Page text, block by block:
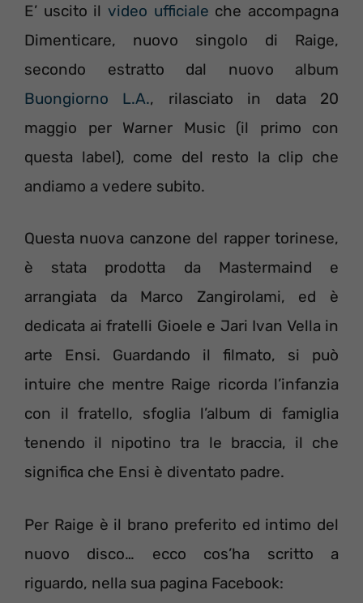
E’ uscito il video ufficiale che accompagna
Dimenticare, nuovo singolo di Raige,
secondo estratto dal nuovo album
Buongiorno L.A., rilasciato in data 20
maggio per Warner Music (il primo con
questa label), come del resto la clip che
andiamo a vedere subito.
Questa nuova canzone del rapper torinese,
è stata prodotta da Mastermaind e
arrangiata da Marco Zangirolami, ed è
dedicata ai fratelli Gioele e Jari Ivan Vella in
arte Ensi. Guardando il filmato, si può
intuire che mentre Raige ricorda l’infanzia
con il fratello, sfoglia l’album di famiglia
tenendo il nipotino tra le braccia, il che
significa che Ensi è diventato padre.
Per Raige è il brano preferito ed intimo del
nuovo disco… ecco cos’ha scritto a
riguardo, nella sua pagina Facebook: